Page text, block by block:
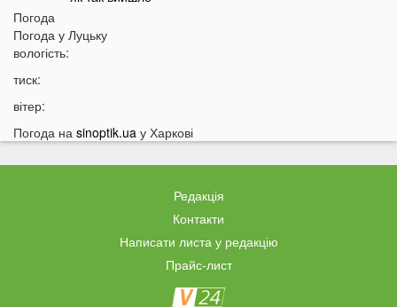
12:56
12:43
анонімні листи
11:45
Україні загрожує дефіцит води: які регіони під
На полігоні помер відомий дитячий лікар із заходу
Волинян попереджають про серйозну небезпеку на
Погода
Погода у Луцьку
вологість:
тиск:
вітер:
Погода на sinoptik.ua у Харкові
Редакція
Контакти
Написати листа у редакцію
Прайс-лист